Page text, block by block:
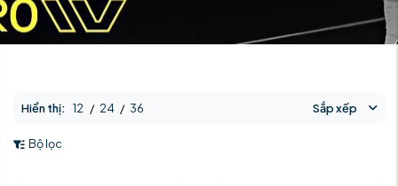
Hiển thị: 12 / 24 / 36 Sắp xếp
Bộ lọc